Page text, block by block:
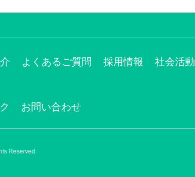
よくあるご質問 採用情報 社会活動
お問い合わせ
Reserved.